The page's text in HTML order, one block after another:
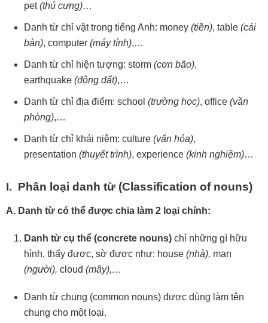
pet(thú cưng)…
Danh từ chỉ vật trong tiếng Anh: money (tiền), table (cái
bàn), computer (máy tính),…
Danh từ chỉ hiện tượng: storm (cơn bão),
earthquake (động đất),…
Danh từ chỉ địa điểm: school (trường học), office (văn
phòng),…
Danh từ chỉ khái niệm: culture (văn hóa),
presentation (thuyết trình), experience (kinh nghiệm)…
I. Phân loại danh từ (Classification of nouns)
A. Danh từ có thể được chia làm 2 loại chính:
Danh từ cụ thể (concrete nouns) chỉ những gì hữu
hình, thấy được, sờ được như: house (nhà), man
(người), cloud (mây),…
Danh từ chung (common nouns) được dùng làm tên
chung cho một loại.